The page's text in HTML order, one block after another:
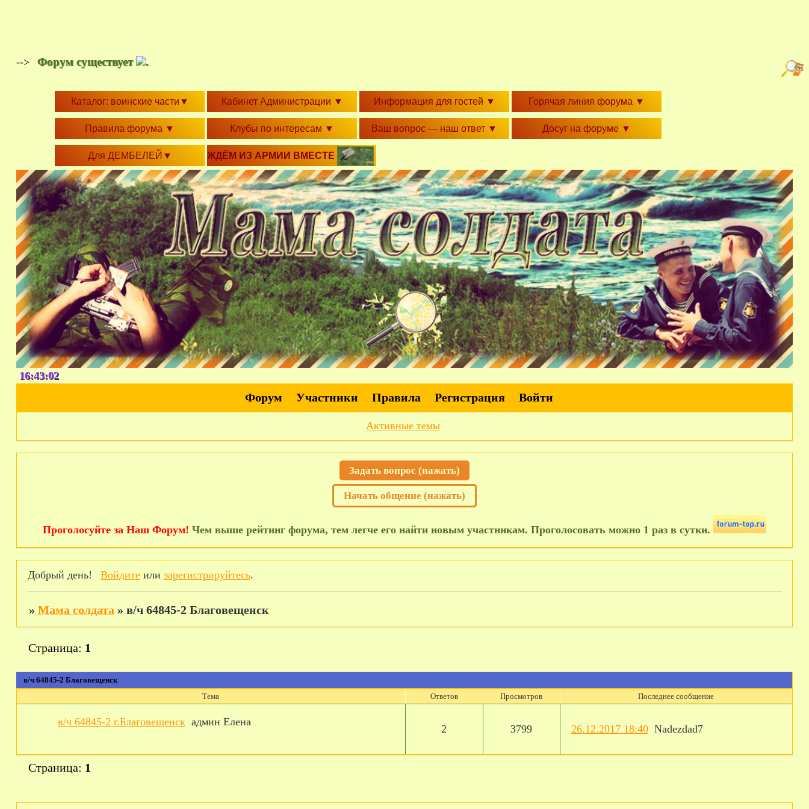
--> Форум существует .
Каталог: воинские части ▼ Кабинет Администрации ▼ Информация для гостей ▼ Горячая линия форума ▼
Правила форума ▼ Клубы по интересам ▼ Ваш вопрос — наш ответ ▼ Досуг на форуме ▼
Для ДЕМБЕЛЕЙ ▼ ЖДЁМ ИЗ АРМИИ ВМЕСТЕ
16:43:03
Форум Участники Правила Регистрация Войти
Активные темы
Задать вопрос (нажать)
Начать общение (нажать)
Проголосуйте за Наш Форум! Чем выше рейтинг форума, тем легче его найти новым участникам. Проголосовать можно 1 раз в сутки.
Добрый день! Войдитеили зарегистрируйтесь.
» Мама солдата » в/ч 64845-2 Благовещенск
в/ч 64845-2 Благовещенск
Страница: 1
Тема Ответов Просмотров Последнее сообщение
в/ч 64845-2 г.Благовещенск админ Елена
2 3799 26.12.2017 18:40 Nadezdad7
Страница: 1